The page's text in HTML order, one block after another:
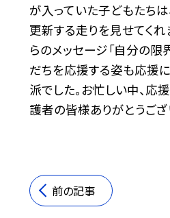
が入っていた子どもたち
更新する走りを見せてく
らのメッセージ「自分の限
だちを応援する姿も応援
派でした。お忙しい中、応
護者の皆様ありがとうござ
前の記事